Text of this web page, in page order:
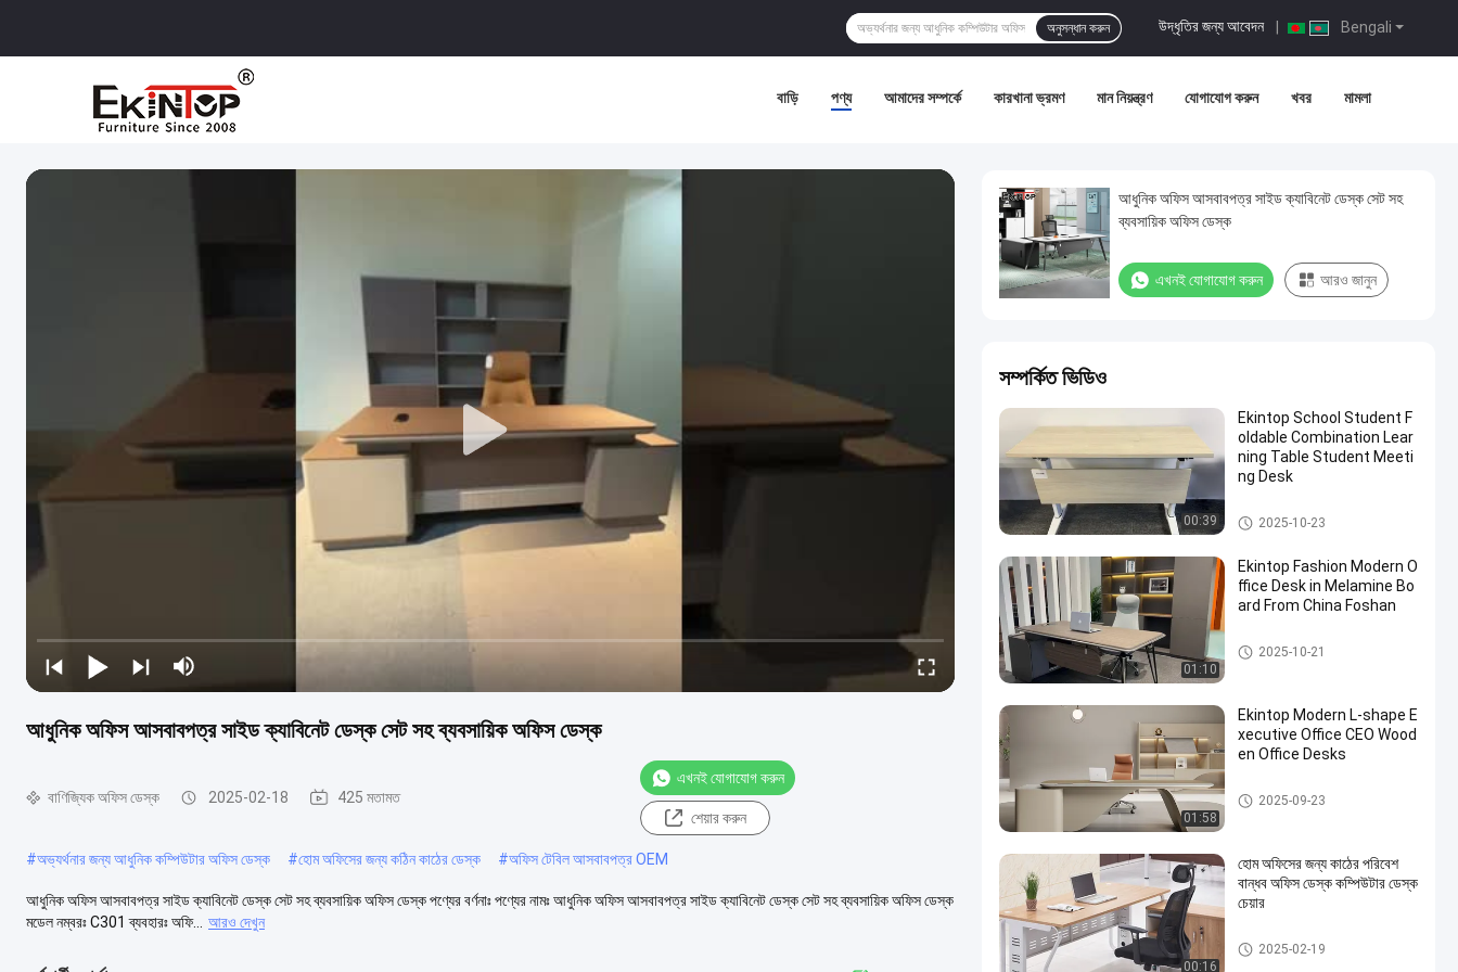
Bengali
উদ্ধৃতির জন্য আবেদন
অনুসন্ধান করুন
বাড়ি পণ্য আমাদের সম্পর্কে কারখানা ভ্রমণ মান নিয়ন্ত্রণ যোগাযোগ করুন খবর মামলা
আধুনিক অফিস আসবাবপত্র সাইড ক্যাবিনেট ডেস্ক সেট সহ ব্যবসায়িক অফিস ডেস্ক
বাণিজ্যিক অফিস ডেস্ক 2025-02-18 425 মতামত
এখনই যোগাযোগ করুন
শেয়ার করুন
#অভ্যর্থনার জন্য আধুনিক কম্পিউটার অফিস ডেস্ক #হোম অফিসের জন্য কঠিন কাঠের ডেস্ক #অফিস টেবিল আসবাবপত্র OEM
আধুনিক অফিস আসবাবপত্র সাইড ক্যাবিনেট ডেস্ক সেট সহ ব্যবসায়িক অফিস ডেস্ক পণ্যের বর্ণনাঃ পণ্যের নামঃ আধুনিক অফিস আসবাবপত্র সাইড ক্যাবিনেট ডেস্ক সেট সহ ব্যবসায়িক অফিস ডেস্ক
মডেল নম্বরঃ C301 ব্যবহারঃ অফি...
আরও দেখুন
আধুনিক অফিস আসবাবপত্র সাইড ক্যাবিনেট ডেস্ক সেট সহ
ব্যবসায়িক অফিস ডেস্ক
এখনই যোগাযোগ করুন আরও জানুন
সম্পর্কিত ভিডিও
00:39
Ekintop School Student F
oldable Combination Lear
ning Table Student Meeti
ng Desk
বাণিজ্যিক অফিস ডেস্ক
2025-10-23
01:10
Ekintop Fashion Modern O
ffice Desk in Melamine Bo
ard From China Foshan
বাণিজ্যিক অফিস ডেস্ক
2025-10-21
01:58
Ekintop Modern L-shape E
xecutive Office CEO Wood
en Office Desks
বাণিজ্যিক অফিস ডেস্ক
2025-09-23
00:16
হোম অফিসের জন্য কাঠের পরিবেশ
বান্ধব অফিস ডেস্ক কম্পিউটার ডেস্ক
চেয়ার
বাণিজ্যিক অফিস ডেস্ক
2025-02-19